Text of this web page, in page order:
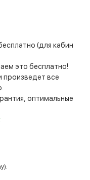
(для кабин
это бесплатно!
произведет все
оптимальные